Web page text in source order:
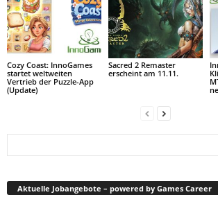
Cozy Coast: InnoGames
startet weltweiten
Vertrieb der Puzzle-App
(Update)
Sacred 2 Remaster
erscheint am 11.11.
Aktuelle Jobangebote – powered by Games Career